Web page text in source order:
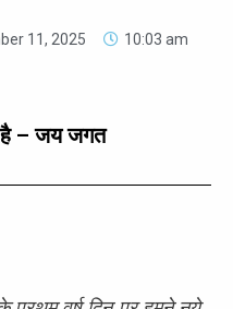
11, 2025
10:03 am
है – जय जगत